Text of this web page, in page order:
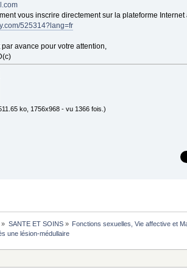
vous inscrire directement sur la plateforme
525314?lang=fr
avance pour votre attention,
ko, 1756x968 - vu 1366 fois.)
» SANTE ET SOINS» Fonctions sexuelles, Vie affective et
une lésion-médullaire